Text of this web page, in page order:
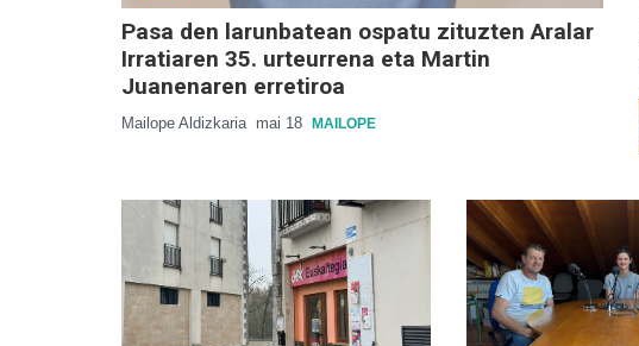
Pasa den larunbatean ospatu zituzten Aralar
Irratiaren 35. urteurrena eta Martin
Juanenaren erretiroa
Mailope Aldizkaria mai 18 MAILOPE